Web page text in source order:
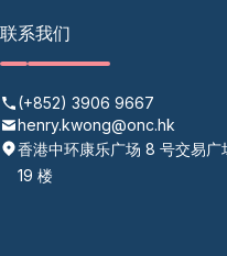
联系我们
(+852) 3906 9667
henry.kwong@onc.hk
香港中环康乐广场 8 号交易广
19 楼